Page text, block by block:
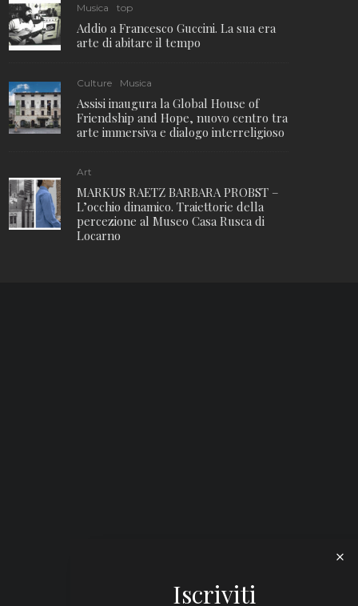
Musica top
Addio a Francesco Guccini. La sua era
arte di abitare il tempo
Culture Musica
Assisi inaugura la Global House of
Friendship and Hope, nuovo centro tra
arte immersiva e dialogo interreligioso
Art
MARKUS RAETZ BARBARA PROBST –
L’occhio dinamico. Traiettorie della
percezione al Museo Casa Rusca di
Locarno
Iscriviti